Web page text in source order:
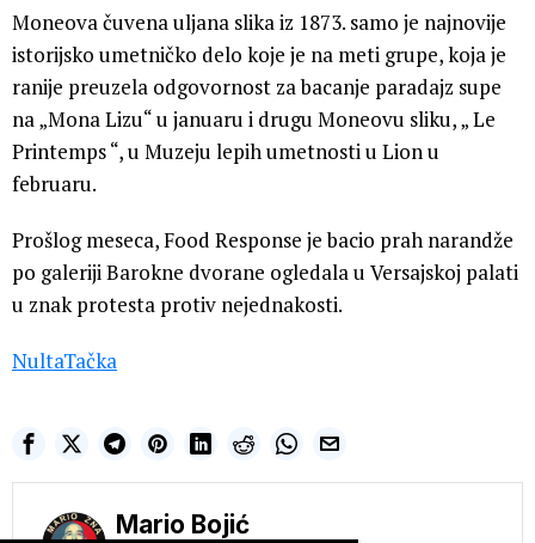
Moneova čuvena uljana slika iz 1873. samo je najnovije
istorijsko umetničko delo koje je na meti grupe, koja je
ranije preuzela odgovornost za bacanje paradajz supe
na „Mona Lizu“ u januaru i drugu Moneovu sliku, „ Le
Printemps “, u Muzeju lepih umetnosti u Lion u
februaru.
Prošlog meseca, Food Response je bacio prah narandže
po galeriji Barokne dvorane ogledala u Versajskoj palati
u znak protesta protiv nejednakosti.
NultaTačka
Mario Bojić